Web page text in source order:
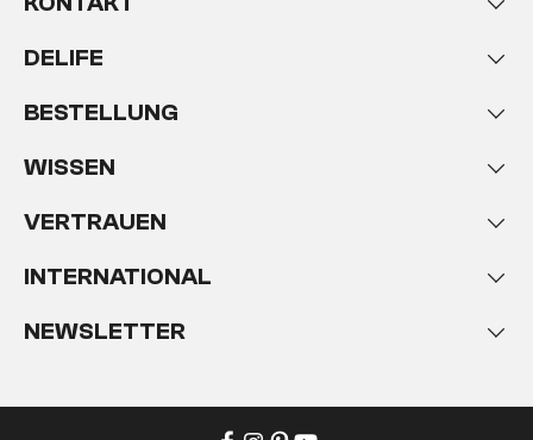
DELIFE
BESTELLUNG
WISSEN
VERTRAUEN
INTERNATIONAL
NEWSLETTER